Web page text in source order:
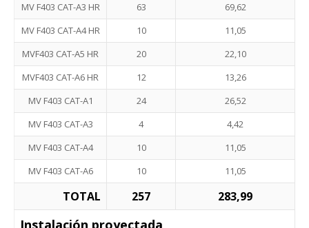
MV F403 CAT-A3 HR
63
69,62
MV F403 CAT-A4 HR
10
11,05
MVF403 CAT-A5 HR
20
22,10
MVF403 CAT-A6 HR
12
13,26
MV F403 CAT-A1
24
26,52
MV F403 CAT-A3
4
4,42
MV F403 CAT-A4
10
11,05
MV F403 CAT-A6
10 11,05
TOTAL 257 283,99